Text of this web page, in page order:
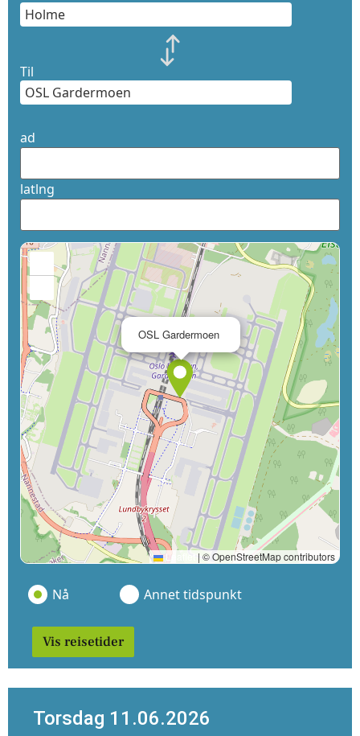
Til
ad
latlng
OSL Gardermoen
Leaflet | © OpenStreetMap contributors
Nå Annet tidspunkt
Vis reisetider
Torsdag 11.06.2026